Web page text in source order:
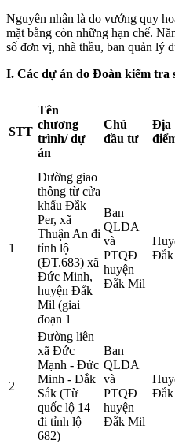
Nguyên nhân là do vướng quy
mặt bằng còn những hạn chế.
số đơn vị, nhà thầu, ban quản lý
I. Các dự án do Đoàn kiểm tra
STT
Tên
chương
trình/ dự
án
Chủ
đầu tư
Địa
1
Đường giao
thông từ cửa
khẩu Đắk
Per, xã
Thuận An đi
tỉnh lộ
(ĐT.683) xã
Đức Minh,
huyện Đắk
Mil (giai
đoạn 1
Ban
QLDA
và
PTQĐ
huyện
Đắk Mil
2
Đường liên
xã Đức
Mạnh - Đức
Minh - Đắk
Sắk (Từ
quốc lộ 14
đi tỉnh lộ
682)
Ban
QLDA
và
PTQĐ
huyện
Đắk Mil